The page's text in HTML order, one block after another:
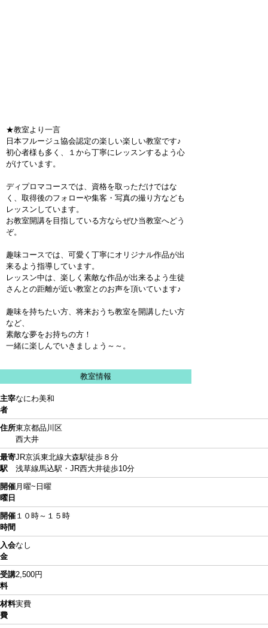
★教室より一言
日本フルージュ協会認定の楽しい楽しい教室です♪
初心者様も多く、１から丁寧にレッスンするよう心
がけています。
ディプロマコースでは、資格を取っただけではな
く、取得後のフォローや集客・写真の撮り方なども
レッスンしています。
お教室開講を目指している方ならぜひ当教室へどう
ぞ。
趣味コースでは、可愛く丁寧にオリジナル作品が出
来るよう指導しています。
レッスン中は、楽しく素敵な作品が出来るよう生徒
さんとの距離が近い教室とのお声を頂いています♪
趣味を持ちたい方、将来おうち教室を開講したい方
など、
素敵な夢をお持ちの方！
一緒に楽しんでいきましょう～～。
教室情報
主宰
者
なにわ美和
住所東京都品川区
西大井
最寄
駅
JR京浜東北線大森駅徒歩８分
浅草線馬込駅・JR西大井徒歩10分
開催
曜日
月曜~日曜
開催
時間
１０時～１５時
入会
金
なし
受講
料
2,500円
材料
費
実費